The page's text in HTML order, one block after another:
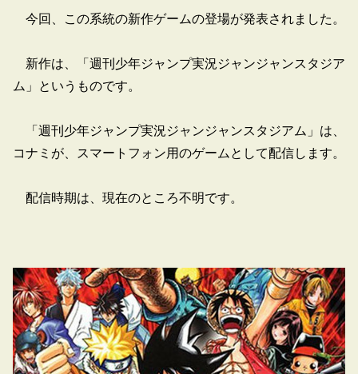
今回、この系統の新作ゲームの登場が発表されました。
新作は、「週刊少年ジャンプ実況ジャンジャンスタジア
ム」というものです。
「週刊少年ジャンプ実況ジャンジャンスタジアム」は、
コナミが、スマートフォン用のゲームとして配信します。
配信時期は、現在のところ不明です。